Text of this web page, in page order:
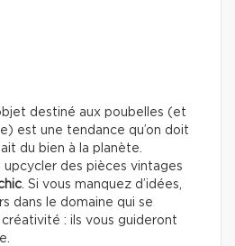
destiné aux poubelles (et
est une tendance qu’on doit
du bien à la planète.
upcycler des pièces vintages
. Si vous manquez d’idées,
dans le domaine qui se
: ils vous guideront